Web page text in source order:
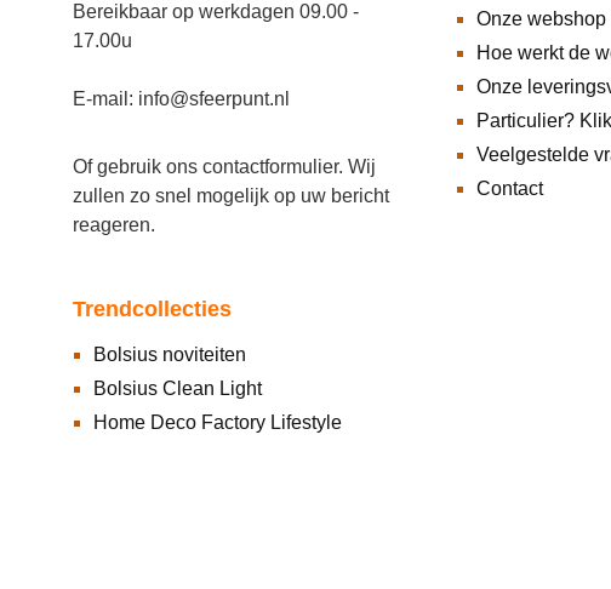
Bereikbaar op werkdagen 09.00 -
17.00u
E-mail: info@sfeerpunt.nl
Of gebruik ons contactformulier. Wij
zullen zo snel mogelijk op uw bericht
reageren.
Onze webshop
Hoe werkt de
Onze
Particulier?
Veelgestelde
Contact
Trendcollecties
Bolsius noviteiten
Bolsius Clean Light
Home Deco Factory Lifestyle